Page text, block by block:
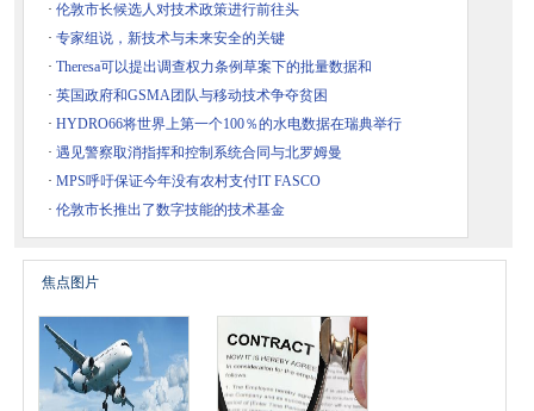
· 伦敦市长候选人对技术政策进行前往头
· 专家组说，新技术与未来安全的关键
· Theresa可以提出调查权力条例草案下的批量数据和
· 英国政府和GSMA团队与移动技术争夺贫困
· HYDRO66将世界上第一个100％的水电数据在瑞典举行
· 遇见警察取消指挥和控制系统合同与北罗姆曼
· MPS呼吁保证今年没有农村支付IT FASCO
· 伦敦市长推出了数字技能的技术基金
焦点图片